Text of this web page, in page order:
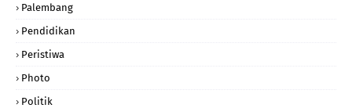
Palembang
Pendidikan
Peristiwa
Photo
Politik